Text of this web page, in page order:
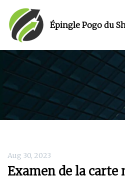
Épingle Pogo du
Aug 30, 2023
Examen de la carte